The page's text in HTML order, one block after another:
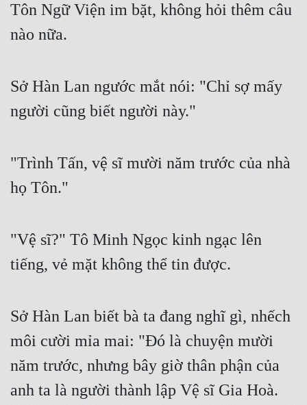
Tôn Ngữ Viện im bặt, không hỏi thêm câu
nào nữa.
Sở Hàn Lan ngước mắt nói: "Chỉ sợ mấy
người cũng biết người này."
"Trình Tấn, vệ sĩ mười năm trước của nhà
họ Tôn."
"Vệ sĩ?" Tô Minh Ngọc kinh ngạc lên
tiếng, vẻ mặt không thể tin được.
Sở Hàn Lan biết bà ta đang nghĩ gì, nhếch
môi cười mỉa mai: "Đó là chuyện mười
năm trước, nhưng bây giờ thân phận của
anh ta là người thành lập Vệ sĩ Gia Hoà.